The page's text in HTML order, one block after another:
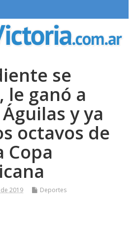
se
le ganó a
y ya
octavos de
Copa
2019 Deportes